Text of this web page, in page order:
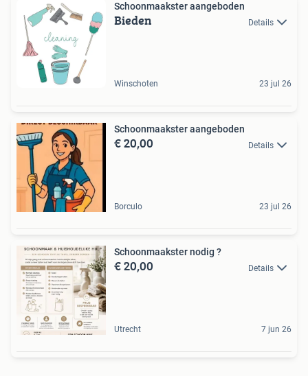
Schoonmaakster aangeboden
Bieden Details
Winschoten 23 jul 26
Schoonmaakster aangeboden
€ 20,00 Details
Borculo 23 jul 26
Schoonmaakster nodig ?
€ 20,00 Details
Utrecht 7 jun 26